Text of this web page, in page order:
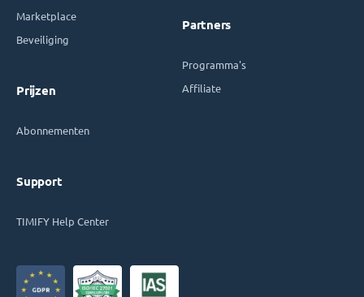
Marketplace
Beveiliging
Prijzen
Abonnementen
Support
TIMIFY Help Center
Partners
Programma's
Affiliate